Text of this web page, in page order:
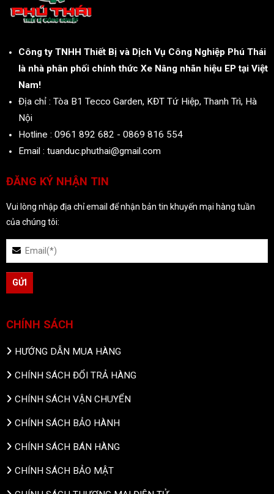
Công ty TNHH Thiết Bị và Dịch Vụ Công Nghiệp Phú Thái
là nhà phân phối chính thức Xe Nâng nhãn hiệu EP tại Việt
Nam!
Địa chỉ : Tòa B1 Tecco Garden, KĐT Tứ Hiệp, Thanh Trì, Hà
Nội
Hotline : 0961 892 682 - 0869 816 554
Email : tuanduc.phuthai@gmail.com
ĐĂNG KÝ NHẬN TIN
Vui lòng nhập địa chỉ email để nhận bản tin khuyến mại hàng tuần
của chúng tôi:
CHÍNH SÁCH
HƯỚNG DẪN MUA HÀNG
CHÍNH SÁCH ĐỔI TRẢ HÀNG
CHÍNH SÁCH VẬN CHUYỂN
CHÍNH SÁCH BẢO HÀNH
CHÍNH SÁCH BÁN HÀNG
CHÍNH SÁCH BẢO MẬT